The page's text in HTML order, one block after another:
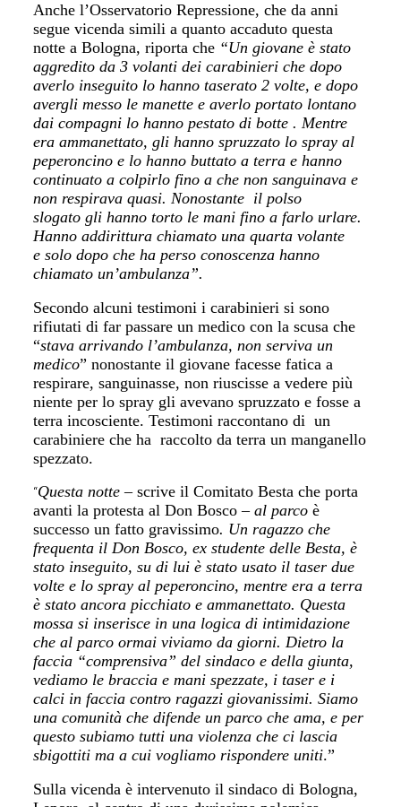
Anche l’Osservatorio Repressione, che da anni
segue vicenda simili a quanto accaduto questa
notte a Bologna, riporta che “Un giovane è stato
aggredito da3 volanti dei carabinieri che dopo
averlo inseguito lo hannotaserato 2 volte, e dopo
averglimesso le manette e averlo portato lontano
dai compagni lo hanno pestato di botte . Mentre
era ammanettato, gli hanno spruzzato lospray al
peperoncino e lo hanno buttato a terra e hanno
continuato a colpirlo fino a che non sanguinava e
non respirava quasi.Nonostante il polso
slogato gli hanno torto le mani fino a farlo urlare.
Hanno addirittura chiamato una quarta volante
esolo dopo che ha perso conoscenza hanno
chiamato un’ambulanza”.
Secondo alcuni testimoni i carabinieri si sono
rifiutati di far passare un medico con la scusa che
“stava arrivando l’ambulanza, non serviva un
medico” nonostante il giovane facesse fatica a
respirare, sanguinasse, non riuscisse a vedere più
niente per lo spray gli avevano spruzzato e fosse a
terra incosciente.Testimoni raccontano di un
carabiniere che ha raccolto da terra un manganello
spezzato.
“Questa notte – scrive ilComitato Besta che porta
avanti la protesta al Don Bosco –al parcoè
successo un fatto gravissimo. Un ragazzo che
frequenta il Don Bosco, ex studente delle Besta, è
stato inseguito, su di lui è stato usato il taser due
volte e lo spray al peperoncino, mentre era a terra
è stato ancora picchiato e ammanettato. Questa
mossa si inserisce in una logica di intimidazione
che al parco ormai viviamo da giorni. Dietro la
faccia “comprensiva” del sindaco e della giunta,
vediamo le braccia e mani spezzate, i taser e i
calci in faccia contro ragazzi giovanissimi. Siamo
una comunità che difende un parco che ama, e per
questo subiamo tutti una violenza che ci lascia
sbigottiti ma a cui vogliamo rispondere uniti.”
Sulla vicenda è intervenuto il sindaco di Bologna,